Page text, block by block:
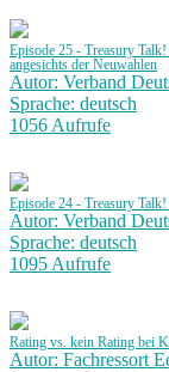
Episode 25 - Treasury
angesichts der Neuwahlen
Autor: Verband
Sprache: deutsch
1056 Aufrufe
Episode 24 - Treasury
Autor: Verband
Sprache: deutsch
1095 Aufrufe
Rating vs. kein Rating bei
Autor: Fachressort